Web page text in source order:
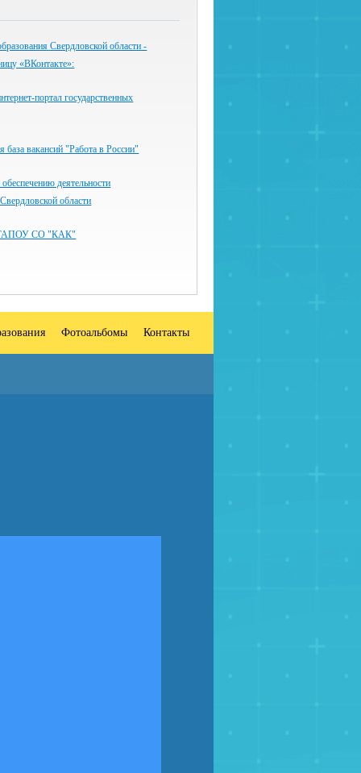
Свердловской области -
«ВКонтакте»:
портал государственных
база вакансий "Работа в России"
деятельности
области
СО "КАК"
Фотоальбомы Контакты